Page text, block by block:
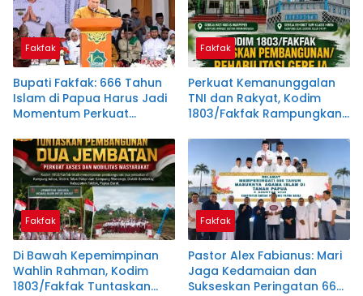
Fakfak
Bupati Fakfak: 666 Tahun
Islam di Papua Harus Jadi
Momentum Perkuat
Fakfak
Perkuat Kemanunggalan
TNI dan Rakyat, Kodim
1803/Fakfak Rampungkan
Fakfak
Di Bawah Kepemimpinan
Wahlin Rahman, Kodim
1803/Fakfak Tuntaskan
Fakfak
Pastor Alex Fabianus: Mari
Jaga Kedamaian dan
Sukseskan Peringatan 666